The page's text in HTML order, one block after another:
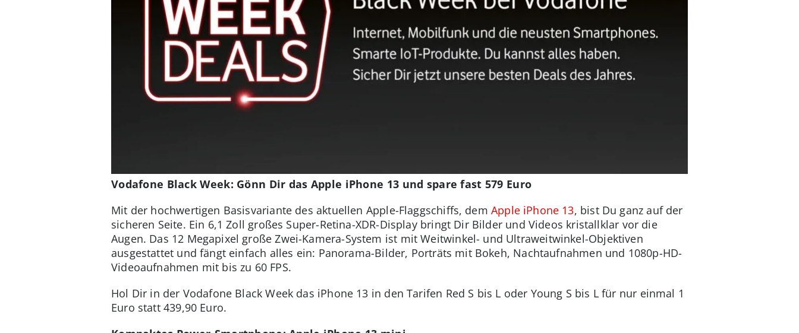
Vodafone Black Week: Gönn Dir das Apple iPhone 13 und spare fast 579 Euro
Mit der hochwertigen Basisvariante des aktuellen Apple-Flaggschiffs, dem Apple iPhone 13, bist Du ganz auf der
sicheren Seite. Ein 6,1 Zoll großes Super-Retina-XDR-Display bringt Dir Bilder und Videos kristallklar vor die
Augen. Das 12 Megapixel große Zwei-Kamera-System ist mit Weitwinkel- und Ultraweitwinkel-Objektiven
ausgestattet und fängt einfach alles ein: Panorama-Bilder, Porträts mit Bokeh, Nachtaufnahmen und 1080p-HD-
Videoaufnahmen mit bis zu 60 FPS.
Hol Dir in der Vodafone Black Week das iPhone 13 in den Tarifen Red S bis L oder Young S bis L für nur einmal 1
Euro statt 439,90 Euro.